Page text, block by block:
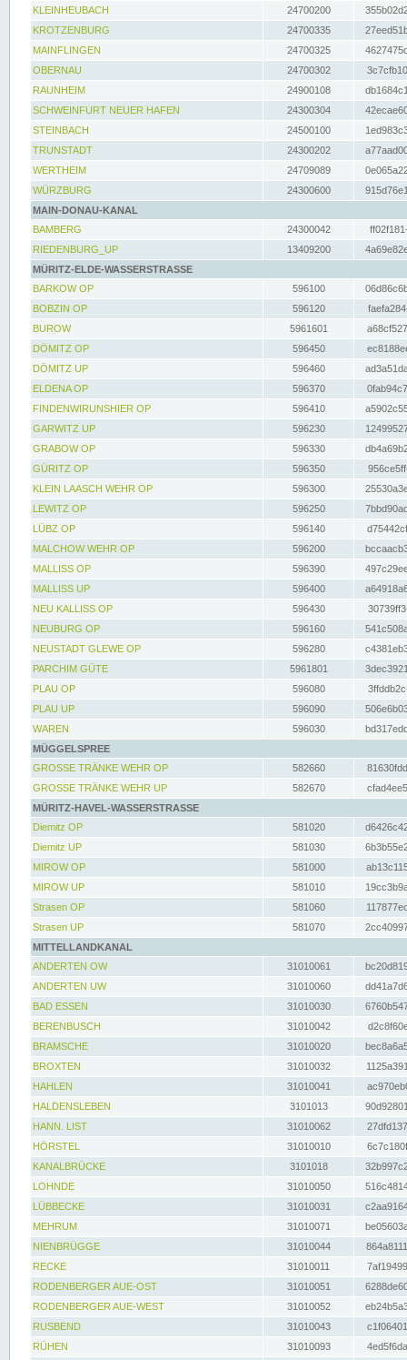
KLEINHEUBACH 24700200
KROTZENBURG
24700335
MAINFLINGEN
24700325
OBERNAU
24700302
RAUNHEIM
24900108
SCHWEINFURT NEUER HAFEN
24300304
STEINBACH
24500100
TRUNSTADT
24300202
WERTHEIM
24709089
WÜRZBURG
24300600
MAIN-DONAU-KANAL
BAMBERG
24300042
RIEDENBURG_UP
13409200
MÜRITZ-ELDE-WASSERSTRASSE
BARKOW OP
596100
BOBZIN OP
596120
BUROW
5961601
DÖMITZ OP
596450
DÖMITZ UP
596460
ELDENA OP
596370
FINDENWIRUNSHIER OP
596410
GARWITZ UP
596230
GRABOW OP
596330
GÜRITZ OP
596350
KLEIN LAASCH WEHR OP
596300
LEWITZ OP
596250
LÜBZ OP
596140
MALCHOW WEHR OP
596200
MALLISS OP
596390
MALLISS UP
596400
NEU KALLISS OP
596430
NEUBURG OP
596160
NEUSTADT GLEWE OP
596280
PARCHIM GÜTE
5961801
PLAU OP
596080
PLAU UP
596090
WAREN
596030
MÜGGELSPREE
GROSSE TRÄNKE WEHR OP
582660
GROSSE TRÄNKE WEHR UP
582670
MÜRITZ-HAVEL-WASSERSTRASSE
Diemitz OP
581020
Diemitz UP
581030
MIROW OP
581000
MIROW UP
581010
Strasen OP
581060
Strasen UP
581070
MITTELLANDKANAL
ANDERTEN OW
31010061
ANDERTEN UW
31010060
BAD ESSEN
31010030
BERENBUSCH
31010042
BRAMSCHE
31010020
BROXTEN
31010032
HAHLEN
31010041
HALDENSLEBEN
3101013
HANN. LIST
31010062
HÖRSTEL
31010010
KANALBRÜCKE
3101018
LOHNDE
31010050
LÜBBECKE
31010031
MEHRUM
31010071
NIENBRÜGGE
31010044
RECKE
31010011
RODENBERGER AUE-OST
31010051
RODENBERGER AUE-WEST
31010052
RUSBEND
31010043
RÜHEN
31010093